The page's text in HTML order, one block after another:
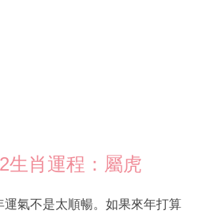
生肖運程：屬虎
氣不是太順暢。如果來年打算